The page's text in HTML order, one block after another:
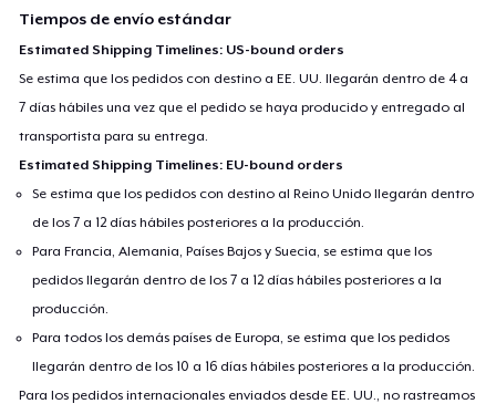
Tiempos de envío estándar
Estimated Shipping Timelines: US-bound orders
Se estima que los pedidos con destino a EE. UU. llegarán dentro de 4 a
7 días hábiles una vez que el pedido se haya producido y entregado al
transportista para su entrega.
Estimated Shipping Timelines: EU-bound orders
Se estima que los pedidos con destino al Reino Unido llegarán dentro
de los 7 a 12 días hábiles posteriores a la producción.
Para Francia, Alemania, Países Bajos y Suecia, se estima que los
pedidos llegarán dentro de los 7 a 12 días hábiles posteriores a la
producción.
Para todos los demás países de Europa, se estima que los pedidos
llegarán dentro de los 10 a 16 días hábiles posteriores a la producción.
Para los pedidos internacionales enviados desde EE. UU., no rastreamos